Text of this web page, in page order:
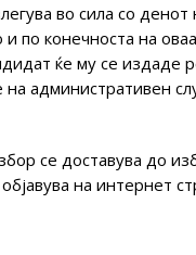
во сила со денот
по конечноста на
ќе му се издаде
административен
се доставува до
на интернет